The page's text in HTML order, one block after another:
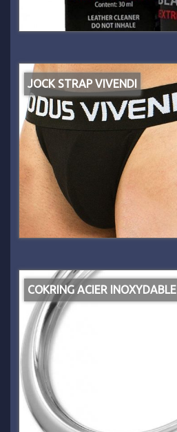
JOCK STRAP VIVENDI
COKRING ACIER INOXYDABLE